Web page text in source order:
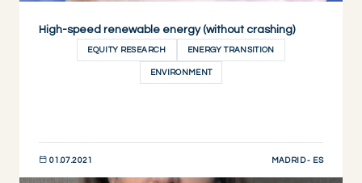
High-speed renewable energy (without crashing)
EQUITY RESEARCH ENERGY TRANSITION
ENVIRONMENT
01.07.2021 MADRID - ES